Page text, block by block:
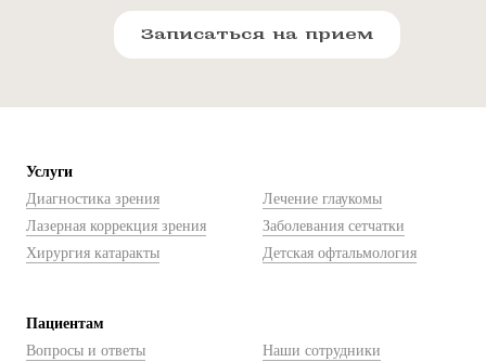
Записаться на прием
Услуги
Диагностика зрения
Лазерная коррекция зрения
Хирургия катаракты
Лечение глаукомы
Заболевания сетчатки
Детская офтальмология
Пациентам
Вопросы и ответы
Наши сотрудники